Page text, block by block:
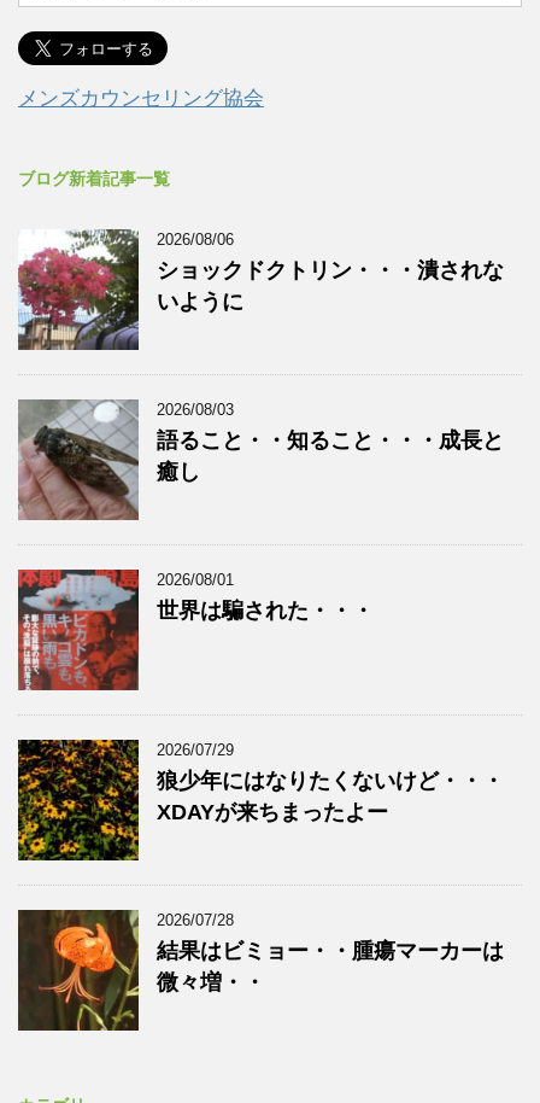
メンズカウンセリング協会
ブログ新着記事一覧
2026/08/06
ショックドクトリン・・・潰されな
いように
2026/08/03
語ること・・知ること・・・成長と
癒し
2026/08/01
世界は騙された・・・
2026/07/29
狼少年にはなりたくないけど・・・
XDAYが来ちまったよー
2026/07/28
結果はビミョー・・腫瘍マーカーは
微々増・・